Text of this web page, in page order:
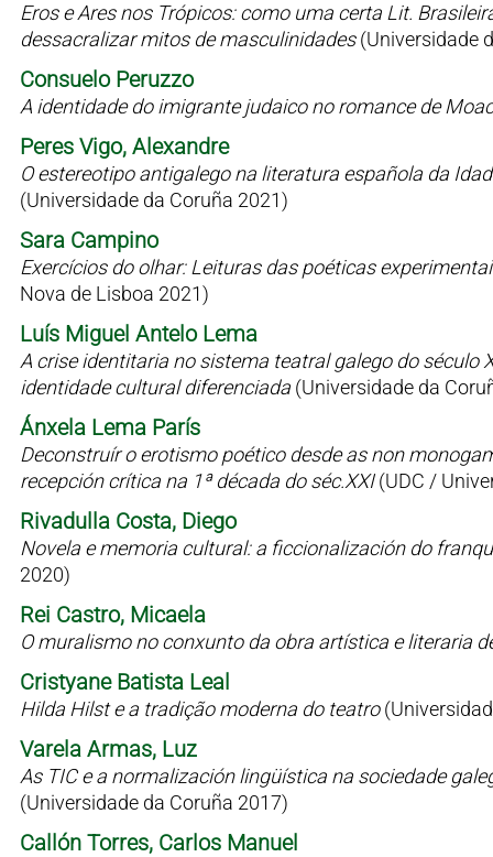
Eros e Ares nos Trópicos: como uma certa Lit.
dessacralizar mitos de masculinidades(Universidade
Consuelo Peruzzo
A identidade do imigrante judaico no romance de
Peres Vigo, Alexandre
O estereotipo antigalego na literatura española da
(Universidade da Coruña 2021)
Sara Campino
Exercícios do olhar: Leituras das poéticas
Nova de Lisboa 2021)
Luís Miguel Antelo Lema
A crise identitaria no sistema teatral galego do século
identidade cultural diferenciada (Universidade da
Ánxela Lema París
Deconstruír o erotismo poético desde as non
recepción crítica na 1ª década do séc.XXI(UDC /
Rivadulla Costa, Diego
Novela e memoria cultural: a ficcionalización do
2020)
Rei Castro, Micaela
O muralismo no conxunto da obra artística e literaria
Cristyane Batista Leal
Hilda Hilst e a tradição moderna do teatro
Varela Armas, Luz
As TIC e a normalización lingüística na sociedade
(Universidade da Coruña 2017)
Callón Torres, Carlos Manuel